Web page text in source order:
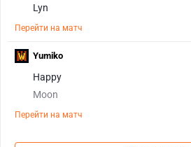
Lyn
Перейти на матч
Happy
Moon
Перейти на матч
Yumiko